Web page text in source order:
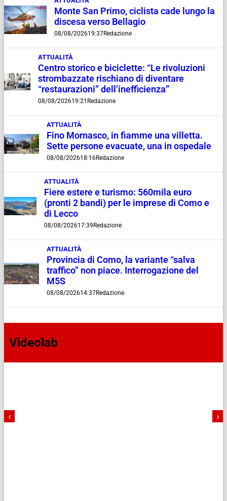
Monte San Primo, ciclista cade lungo la
discesa verso Bellagio
08/08/202619:37Redazione
ATTUALITÀ
Centro storico e biciclette: “Le rivoluzioni
strombazzate rischiano di diventare
“restaurazioni” dell’inefficienza”
08/08/202619:21 Redazione
ATTUALITÀ
Fino Mornasco, in fiamme una villetta.
Sette persone evacuate, una in ospedale
08/08/202618:16Redazione
ATTUALITÀ
Fiere estere e turismo: 560mila euro
(pronti 2 bandi) per le imprese di Como e
di Lecco
08/08/202617:39 Redazione
ATTUALITÀ
Provincia di Como, la variante “salva
traffico” non piace. Interrogazione del
M5S
08/08/202614:37Redazione
Videolab
‹ ›